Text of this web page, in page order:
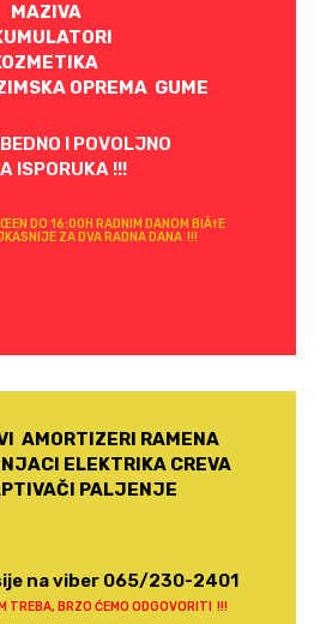
MAZIVA
OPREMA GUME
I POVOLJNO
ISPORUKA !!!
DO 16:00H RADNIM DANOM BIÄ†E
ZA DVA RADNA DANA !!!
AMORTIZERI RAMENA
ELEKTRIKA CREVA
PALJENJE
na viber 065/230-2401
TREBA, BRZO ĆEMO ODGOVORITI !!!